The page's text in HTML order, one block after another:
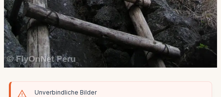
Unverbindliche Bilder